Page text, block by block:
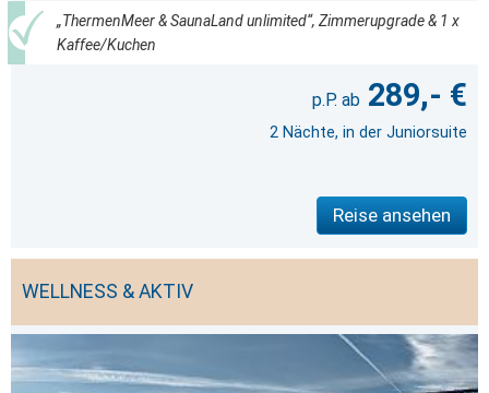
„ThermenMeer & SaunaLand unlimited“, Zimmerupgrade & 1 x
Kaffee/Kuchen
289,- €
2 Nächte, in der Juniorsuite
Reise ansehen
WELLNESS & AKTIV